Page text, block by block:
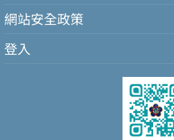
網站安全政策
登入